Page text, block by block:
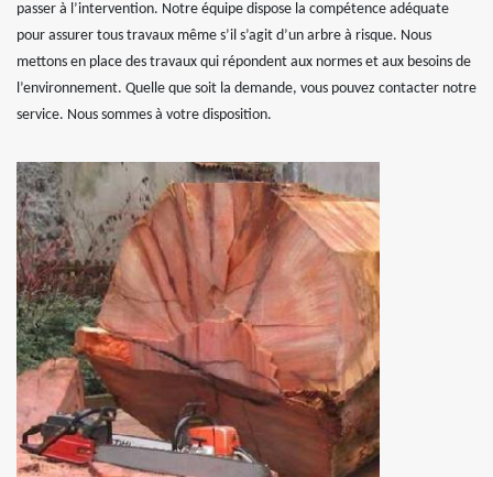
passer à l’intervention. Notre équipe dispose la compétence adéquate
pour assurer tous travaux même s’il s’agit d’un arbre à risque. Nous
mettons en place des travaux qui répondent aux normes et aux besoins de
l’environnement. Quelle que soit la demande, vous pouvez contacter notre
service. Nous sommes à votre disposition.